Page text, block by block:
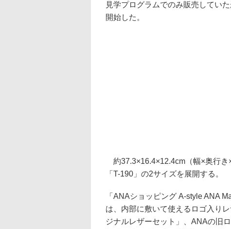
見学プログラムでのみ販売してい
開始した。
約37.3×16.4×12.4cm（幅×奥行き
「T-190」の2サイズを展開する。
「ANAショッピング A-style ANA
は、内部に敷いて使えるロゴ入り
ジナルレザーセット」、ANAの旧